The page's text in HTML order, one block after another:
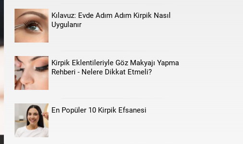
Kılavuz: Evde Adım Adım Kirpik Nasıl
Uygulanır
Kirpik Eklentileriyle Göz Makyajı Yapma
Rehberi - Nelere Dikkat Etmeli?
En Popüler 10 Kirpik Efsanesi